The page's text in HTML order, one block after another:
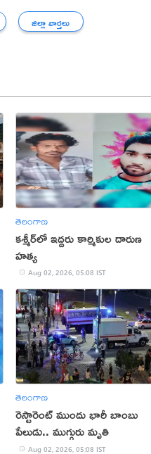
జిల్లా వార్తలు
తెలంగాణ
కశ్మీర్‌లో ఇద్దరు కార్మికుల దారుణ
హత్య
Aug 02, 2026, 05:08 IST
తెలంగాణ
రెస్టారెంట్ ముందు భారీ బాంబు
పేలుడు.. ముగ్గురు మృతి
Aug 02, 2026, 05:08 IST